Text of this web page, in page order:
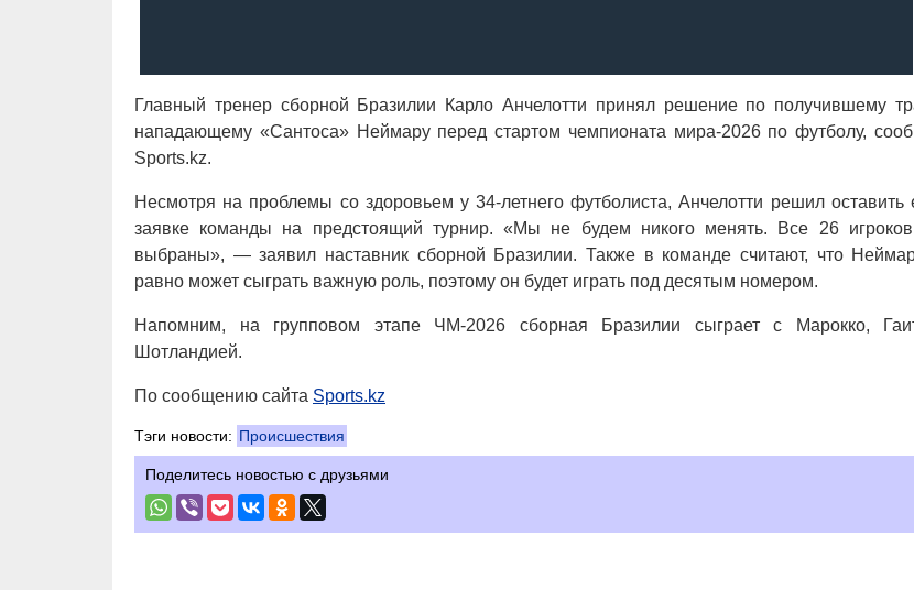
Главный тренер сборной Бразилии Карло Анчелотти принял решение по получившему
нападающему «Сантоса» Неймару перед стартом чемпионата мира-2026 по футболу,
Sports.kz.
Несмотря на проблемы со здоровьем у 34-летнего футболиста, Анчелотти решил оставить
заявке команды на предстоящий турнир. «Мы не будем никого менять. Все 26
выбраны», — заявил наставник сборной Бразилии. Также в команде считают, что
равно может сыграть важную роль, поэтому он будет играть под десятым номером.
Напомним, на групповом этапе ЧМ-2026 сборная Бразилии сыграет с Марокко,
Шотландией.
По сообщению сайта Sports.kz
Тэги новости: Происшествия
Поделитесь новостью с друзьями